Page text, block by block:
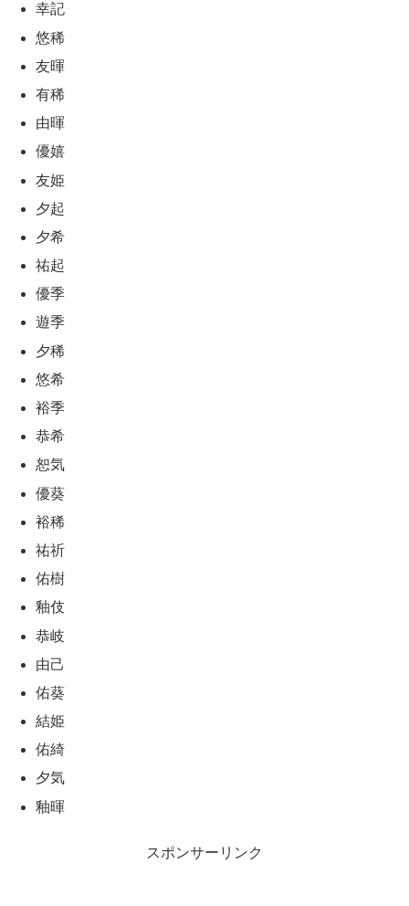
幸記
悠稀
友暉
有稀
由暉
優嬉
友姫
夕起
夕希
祐起
優季
遊季
夕稀
悠希
裕季
恭希
恕気
優葵
裕稀
祐祈
佑樹
釉伎
恭岐
由己
佑葵
結姫
佑綺
夕気
釉暉
スポンサーリンク